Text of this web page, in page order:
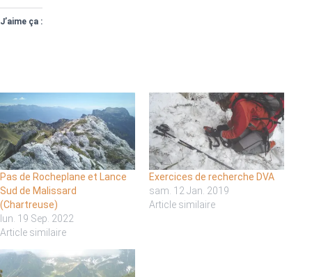
J’aime ça :
Pas de Rocheplane et Lance
Sud de Malissard
(Chartreuse)
lun. 19 Sep. 2022
Article similaire
Exercices de recherche DVA
sam. 12 Jan. 2019
Article similaire